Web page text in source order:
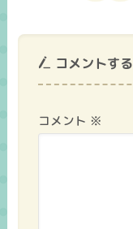
コメントする
コメント ※